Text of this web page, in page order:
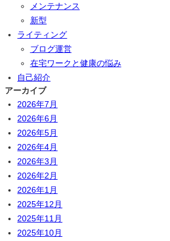
メンテナンス
新型
ライティング
ブログ運営
在宅ワークと健康の悩み
自己紹介
アーカイブ
2026年7月
2026年6月
2026年5月
2026年4月
2026年3月
2026年2月
2026年1月
2025年12月
2025年11月
2025年10月